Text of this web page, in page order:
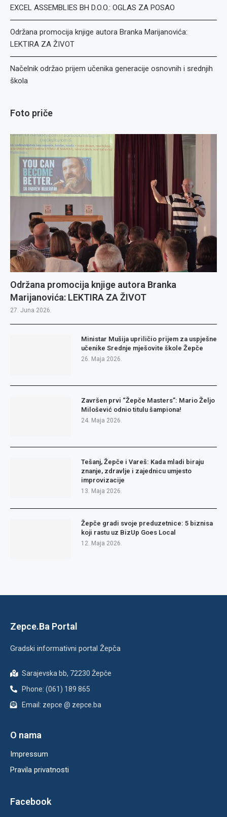
EXCEL ASSEMBLIES BH D.O.O.: OGLAS ZA POSAO
Održana promocija knjige autora Branka Marijanovića:
LEKTIRA ZA ŽIVOT
Načelnik održao prijem učenika generacije osnovnih i srednjih
škola
Foto priče
Održana promocija knjige autora Branka
Marijanovića: LEKTIRA ZA ŽIVOT
27. Juna 2026.
Ministar Mušija upriličio prijem za uspješne
učenike Srednje mješovite škole Žepče
26. Maja 2026.
Završen prvi “Žepče Masters”: Mario Željo
Milošević odnio titulu šampiona!
24. Maja 2026.
Tešanj, Žepče i Vareš: Kada mladi biraju
znanje, zdravlje i zajednicu umjesto
improvizacije
13. Maja 2026.
Žepče gradi svoje preduzetnice: 5 biznisa
koji rastu uz BizUp Goes Local
12. Maja 2026.
Zepce.Ba Portal
Gradski informativni portal Žepča
Sarajevska bb, 72230 Žepče
Phone: (061) 189 865
Email: zepce @ zepce.ba
O nama
Impressum
Pravila privatnosti
Facebook